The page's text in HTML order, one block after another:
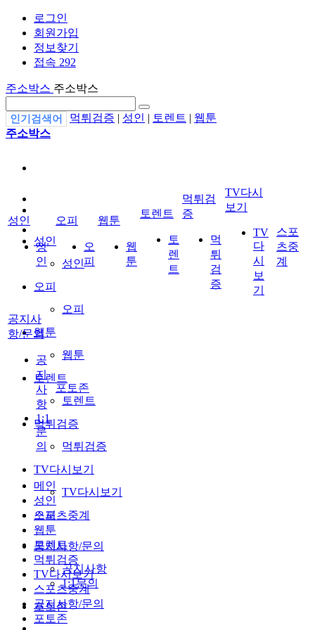
로그인
회원가입
정보찾기
접속 292
주소박스 주소박스
인기검색어 먹튀검증 | 성인 | 토렌트 | 웹툰
주소박스
성인
성인
오피
오피
웹툰
웹툰
토렌트
토렌트
먹튀검증
먹튀검증
TV다시보기
TV다시보기
스포츠중계
공지사항/문의
공지사항
1:1문의
포토존
성인
성
인
오피
오
피
웹툰
웹
툰
토렌트
토
렌
트
먹튀검
증
먹
튀
검
증
TV다시
보기
TV
다
시
보
기
스포
츠중
계
공지사
항/문의
공
지
사
항
1:1
문
의
포토존
메인
성인
오피
웹툰
토렌트
먹튀검증
TV다시보기
스포츠중계
공지사항/문의
포토존